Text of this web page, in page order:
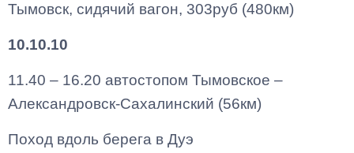
Тымовск, сидячий вагон, 303руб (480км)
10.10.10
11.40 – 16.20 автостопом Тымовское –
Александровск-Сахалинский (56км)
Поход вдоль берега в Дуэ